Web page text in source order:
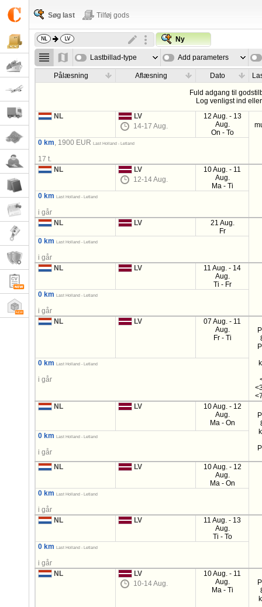
Søg last Tilføj gods
Ny
Lastbillad-type Add parameters
Pålæsning Aflæsning Dato
Fuld adgang til
Log venligst ind
NL
LV
14-17 Aug.
12 Aug. - 13
Aug.
On - To
0 km, 1900 EUR Last Holland - Letland
17 t.
NL
LV
12-14 Aug.
10 Aug. - 11
Aug.
Ma - Ti
0 km
Last Holland - Letland
i går
NL
LV
21 Aug.
Fr
0 km
Last Holland - Letland
i går
NL
LV
11 Aug. - 14
Aug.
Ti - Fr
0 km
Last Holland - Letland
i går
NL
LV
07 Aug. - 11
Aug.
Fr - Ti
0 km Last Holland - Letland
i går
NL LV
10 Aug. - 12
Aug.
Ma - On
0 km Last Holland - Letland
i går
NL
LV
10 Aug. - 12
Aug.
Ma - On
0 km
Last Holland - Letland
i går
NL
LV
11 Aug. - 13
Aug.
Ti - To
0 km
Last Holland - Letland
i går
NL
LV
10-14 Aug.
10 Aug. - 11
Aug.
Ma - Ti